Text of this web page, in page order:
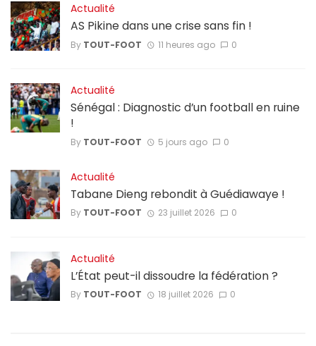
Actualité
AS Pikine dans une crise sans fin !
By TOUT-FOOT 11 heures ago 0
Actualité
Sénégal : Diagnostic d’un football en ruine
!
By TOUT-FOOT 5 jours ago 0
Actualité
Tabane Dieng rebondit à Guédiawaye !
By TOUT-FOOT 23 juillet 2026 0
Actualité
L’État peut-il dissoudre la fédération ?
By TOUT-FOOT 18 juillet 2026 0